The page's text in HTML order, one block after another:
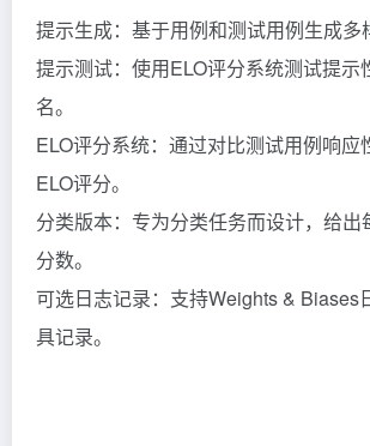
提示生成：基于用例和测试用例生成多
提示测试：使用ELO评分系统测试提示
名。
ELO评分系统：通过对比测试用例响应
ELO评分。
分类版本：专为分类任务而设计，给出
分数。
可选日志记录：支持Weights & Biases
具记录。